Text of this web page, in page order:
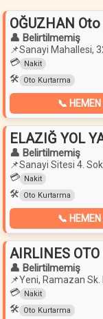
OĞUZHAN Oto
👤 Belirtilmemiş
📌Sanayi Mahallesi,
💳 Nakit
🛠️ Oto Kurtarma
📞
ELAZIĞ YOL
👤 Belirtilmemiş
📌Sanayi Sitesi 4.
💳 Nakit
🛠️ Oto Kurtarma
📞
AIRLINES OTO
👤 Belirtilmemiş
📌Yeni, Ramazan Sk.
💳 Nakit
🛠️ Oto Kurtarma